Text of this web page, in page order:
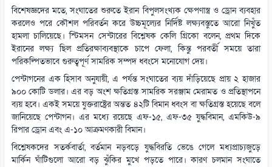
বিশেষজ্ঞদের মতে, সংঘাতের শুরুতে ইরান বিপুলসংখ্যক ক্ষেপণাস্ত্র ও ড্রোন ব্যবহার
করলেও পরে কৌশল পরিবর্তন করে উচ্চমূল্যের নির্দিষ্ট লক্ষ্যবস্তুতে আরো নিখুঁত
হামলা চালিয়েছে। স্টিমসন সেন্টারের বিশ্লেষক কেলি গ্রিকো বলেন, প্রথম দিকে
ইরানের লক্ষ্য ছিল প্রতিরক্ষাব্যবস্থাকে চাপে ফেলা, কিন্তু পরবর্তী সময়ে তারা
পরিকল্পিতভাবে গুরুত্বপূর্ণ সামরিক সম্পদ ধ্বংসে মনোযোগ দেয়।
পেন্টাগনের এক হিসাব অনুযায়ী, এ পর্যন্ত সংঘাতের ব্যয় দাঁড়িয়েছে প্রায় ২ হাজার
৯০০ কোটি ডলার। এর বড় অংশ ক্ষতিগ্রস্ত সামরিক সরঞ্জাম মেরামত ও প্রতিস্থাপনে
ব্যয় হবে। একই সময়ে যুক্তরাষ্ট্রের অন্তত ৪২টি বিমান ধ্বংস বা ক্ষতিগ্রস্ত হয়েছে বলে
জানিয়েছে পেন্টাগন। এর মধ্যে রয়েছে এফ-১৫, এফ-৩৫ যুদ্ধবিমান, এমকিউ-৯
রিপার ড্রোন এবং এ-১০ আক্রমণকারী বিমান।
বিশ্লেষকদের সতর্কবার্তা, বর্তমান নড়বড়ে যুদ্ধবিরতি ভেঙে গেলে মধ্যপ্রাচ্যজুড়ে
মার্কিন ঘাঁটিগুলো আরো বড় ঝুঁকির মুখে পড়তে পারে। কারণ চলমান সংঘাতে